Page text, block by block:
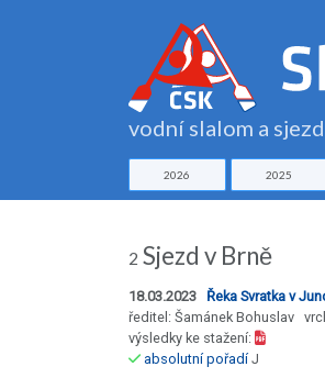
vodní slalom a
2026 2025
2 Sjezd v Brně
18.03.2023 Řeka Svratka v
ředitel: Šamánek Bohuslav
výsledky ke stažení:
absolutní pořadíJ